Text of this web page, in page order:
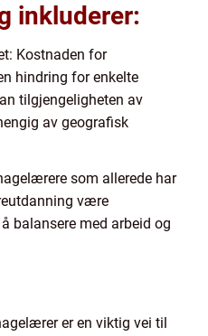
inkluderer:
Kostnaden for
hindring for enkelte
tilgjengeligheten av
av geografisk
som allerede har
være
balansere med arbeid og
er en viktig vei til